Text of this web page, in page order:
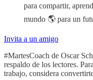
para compartir,
mundo 🌎 para un
Invita a un amigo
#MartesCoach de Oscar
respaldo de los lectores.
trabajo, considera